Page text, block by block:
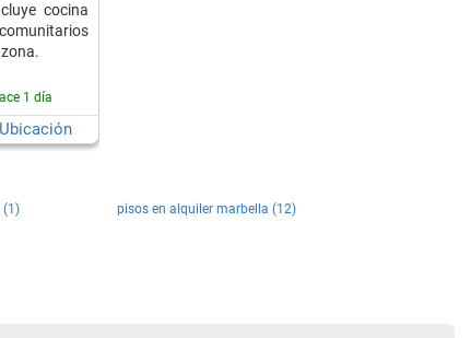
cocina
1 día
Ubicación
(1)
pisos en alquiler marbella (12)